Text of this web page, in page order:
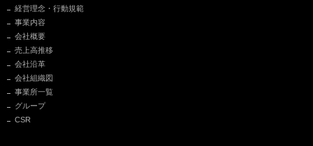
経営理念・行動規範
事業内容
会社概要
売上高推移
会社沿革
会社組織図
事業所一覧
グループ
CSR